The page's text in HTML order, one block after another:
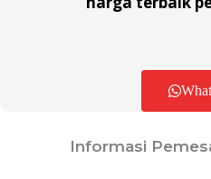
Informasi